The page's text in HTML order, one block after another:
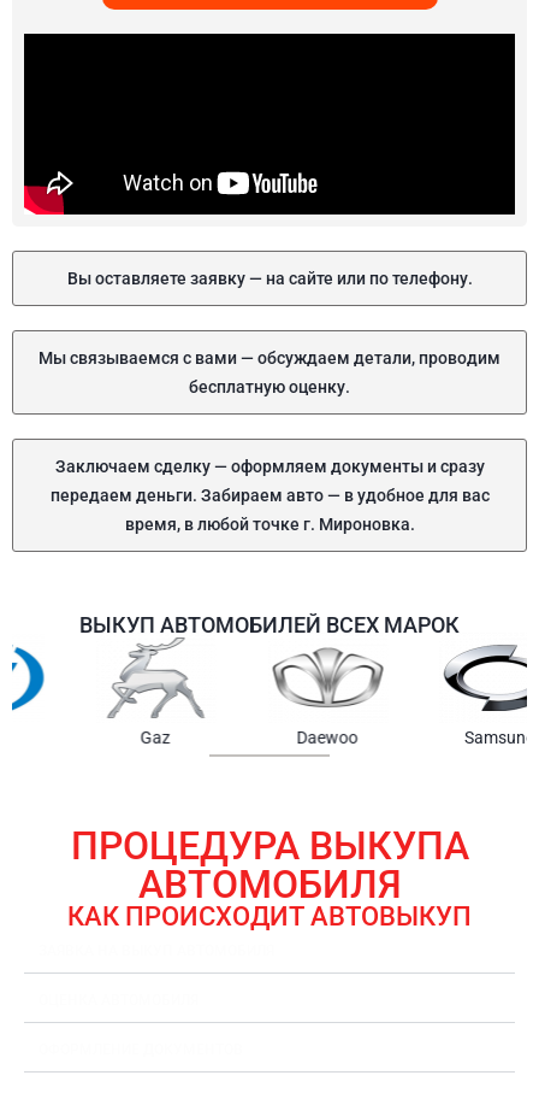
Вы оставляете заявку — на сайте или по телефону.
Мы связываемся с вами — обсуждаем детали, проводим
бесплатную оценку.
Заключаем сделку — оформляем документы и сразу
передаем деньги. Забираем авто — в удобное для вас
время, в любой точке г. Мироновка.
ВЫКУП АВТОМОБИЛЕЙ ВСЕХ МАРОК
Chrysler
ПРОЦЕДУРА ВЫКУПА
АВТОМОБИЛЯ
КАК ПРОИСХОДИТ АВТОВЫКУП